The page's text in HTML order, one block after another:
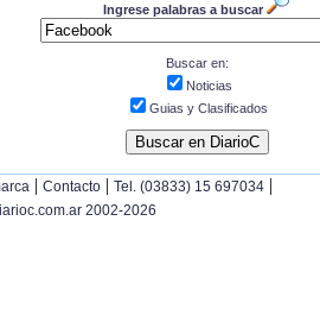
Ingrese palabras a buscar
Buscar en:
Noticias
Guias y Clasificados
| Contacto | Tel. (03833) 15 697034 |
2002-2026